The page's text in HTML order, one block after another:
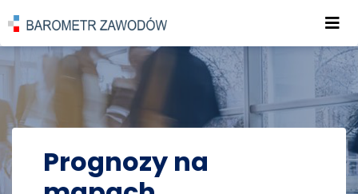
POWRÓT DO STRONY GŁÓWNEJ
PROGNOZY PROGNOZY NA MAPACH
Prognozy na